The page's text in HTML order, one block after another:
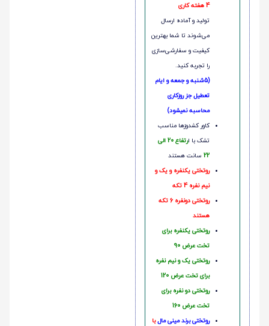
4 هفته کاری
تولید و آماده ارسال
می‌شوند تا شما بهترین
کیفیت و سفارشی‌سازی
را تجربه کنید.
(5شنبه و جمعه و ایام
تعطیل جز روزکاری
محاسبه نمیشود)
کاور کشدوزها مناسب
تشک با ا
رتفاع 20 الی
22 سانت هستند
روتختی یکنفره و یک و
نیم نفره 4 تکه
روتختی دونفره 6 تکه
هستند
روتختی یکنفره برای
تخت عرض 90
روتختی یک و نیم نفره
برای تخت عرض 120
روتختی دو نفره برای
تخت عرض 160
روتختی‌ برند مینی مالبا